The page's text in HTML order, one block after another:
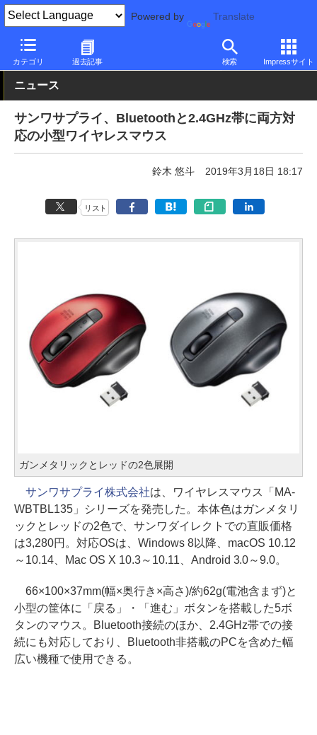
Powered by Translate
カテゴリ 過去記事 検索 Impressサイト
PC Watch 半導体/周辺機器
ニュース
サンワサプライ、Bluetoothと2.4GHz帯に両方対
応の小型ワイヤレスマウス
鈴木 悠斗 2019年3月18日 18:17
リスト
ガンメタリックとレッドの2色展開
サンワサプライ株式会社は、ワイヤレスマウス「MA-
WBTBL135」シリーズを発売した。本体色はガンメタリ
ックとレッドの2色で、サンワダイレクトでの直販価格
は3,280円。対応OSは、Windows 8以降、macOS 10.12
～10.14、Mac OS X 10.3～10.11、Android 3.0～9.0。
66×100×37mm(幅×奥行き×高さ)/約62g(電池含まず)と
小型の筐体に「戻る」・「進む」ボタンを搭載した5ボ
タンのマウス。Bluetooth接続のほか、2.4GHz帯での接
続にも対応しており、Bluetooth非搭載のPCを含めた幅
広い機種で使用できる。